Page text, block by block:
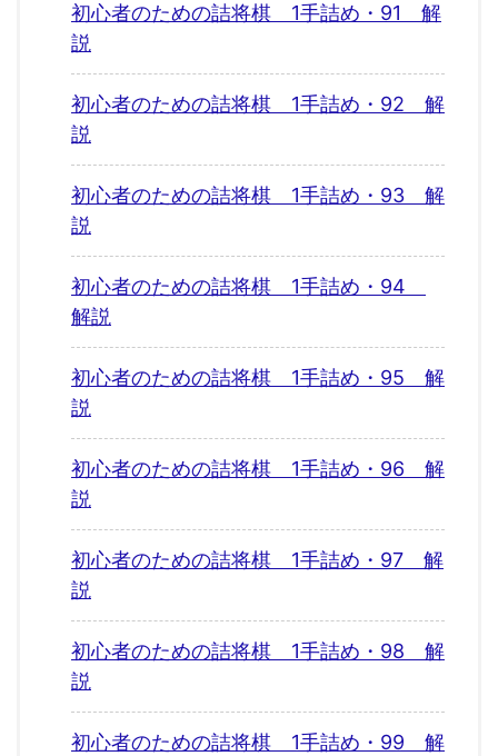
初心者のための詰将棋 1手詰め・91 解
説
初心者のための詰将棋 1手詰め・92 解
説
初心者のための詰将棋 1手詰め・93 解
説
初心者のための詰将棋 1手詰め・94
解説
初心者のための詰将棋 1手詰め・95 解
説
初心者のための詰将棋 1手詰め・96 解
説
初心者のための詰将棋 1手詰め・97 解
説
初心者のための詰将棋 1手詰め・98 解
説
初心者のための詰将棋 1手詰め・99 解